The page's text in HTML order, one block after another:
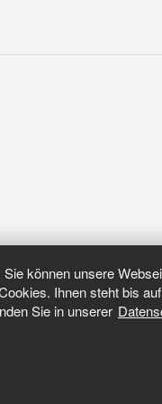
können unsere
Ihnen steht bis
Sie in unserer